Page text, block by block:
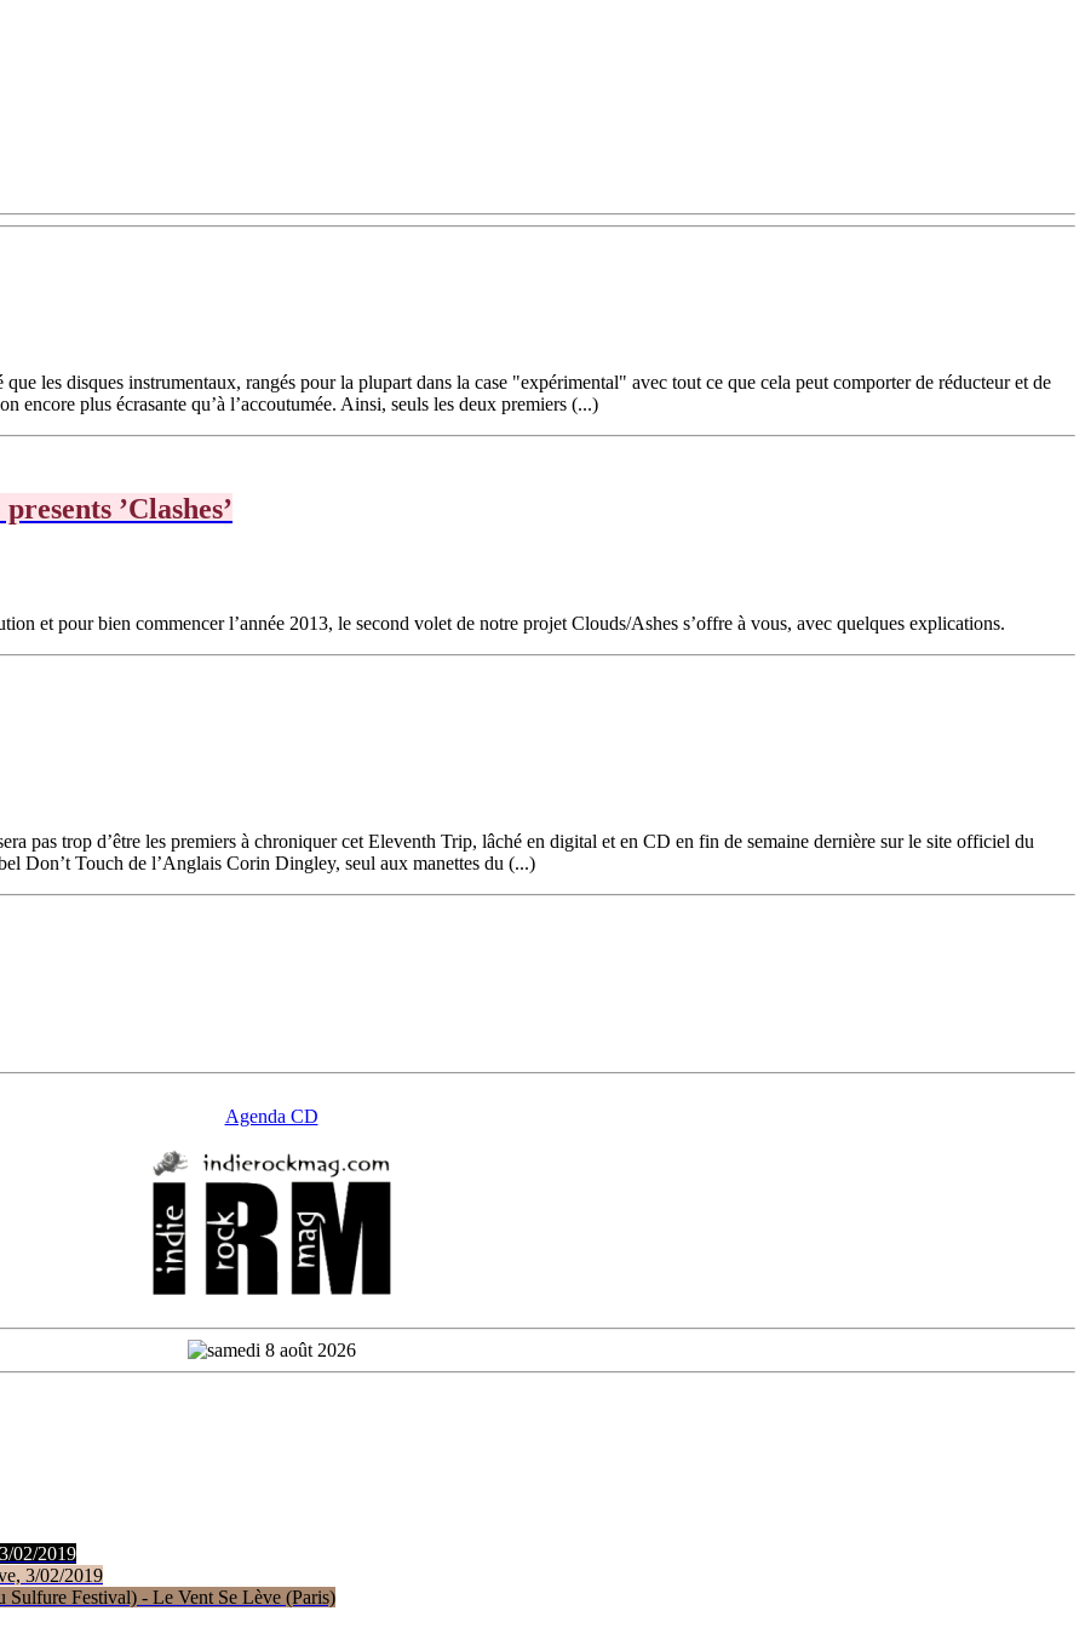
les disques instrumentaux, rangés pour la plupart dans la case "expérimental" avec tout ce que cela peut comporter de réducteur et de
encore plus écrasante qu’à l’accoutumée. Ainsi, seuls les deux premiers (...)
’Clashes’
et pour bien commencer l’année 2013, le second volet de notre projet Clouds/Ashes s’offre à vous, avec quelques explications.
pas trop d’être les premiers à chroniquer cet Eleventh Trip, lâché en digital et en CD en fin de semaine dernière sur le site officiel du
Don’t Touch de l’Anglais Corin Dingley, seul aux manettes du (...)
Agenda CD
02/2019
3/02/2019
Festival) - Le Vent Se Lève (Paris)